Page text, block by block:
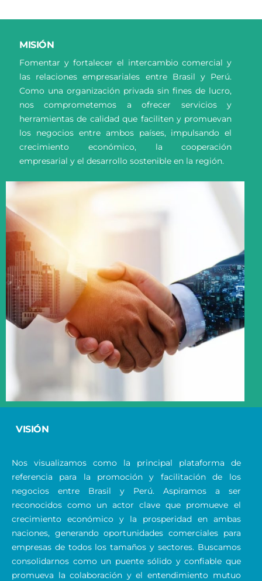
MISIÓN
Fomentar y fortalecer el intercambio comercial y
las relaciones empresariales entre Brasil y Perú.
Como una organización privada sin fines de lucro,
nos comprometemos a ofrecer servicios y
herramientas de calidad que faciliten y promuevan
los negocios entre ambos países, impulsando el
crecimiento económico, la cooperación
empresarial y el desarrollo sostenible en la región.
VISIÓN
Nos visualizamos como la principal plataforma de
referencia para la promoción y facilitación de los
negocios entre Brasil y Perú. Aspiramos a ser
reconocidos como un actor clave que promueve el
crecimiento económico y la prosperidad en ambas
naciones, generando oportunidades comerciales para
empresas de todos los tamaños y sectores. Buscamos
consolidarnos como un puente sólido y confiable que
promueva la colaboración y el entendimiento mutuo